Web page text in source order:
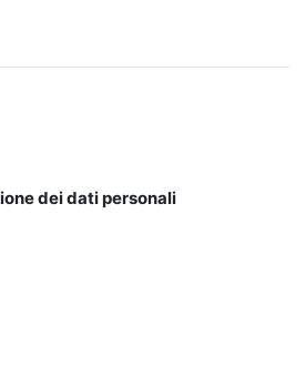
dei dati personali